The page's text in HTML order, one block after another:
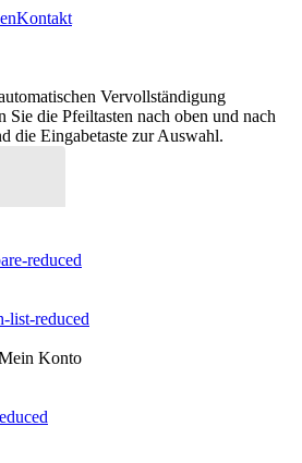
Kontakt
Vervollständigung
Sie die Pfeiltasten nach oben und nach
die Eingabetaste zur Auswahl.
Konto